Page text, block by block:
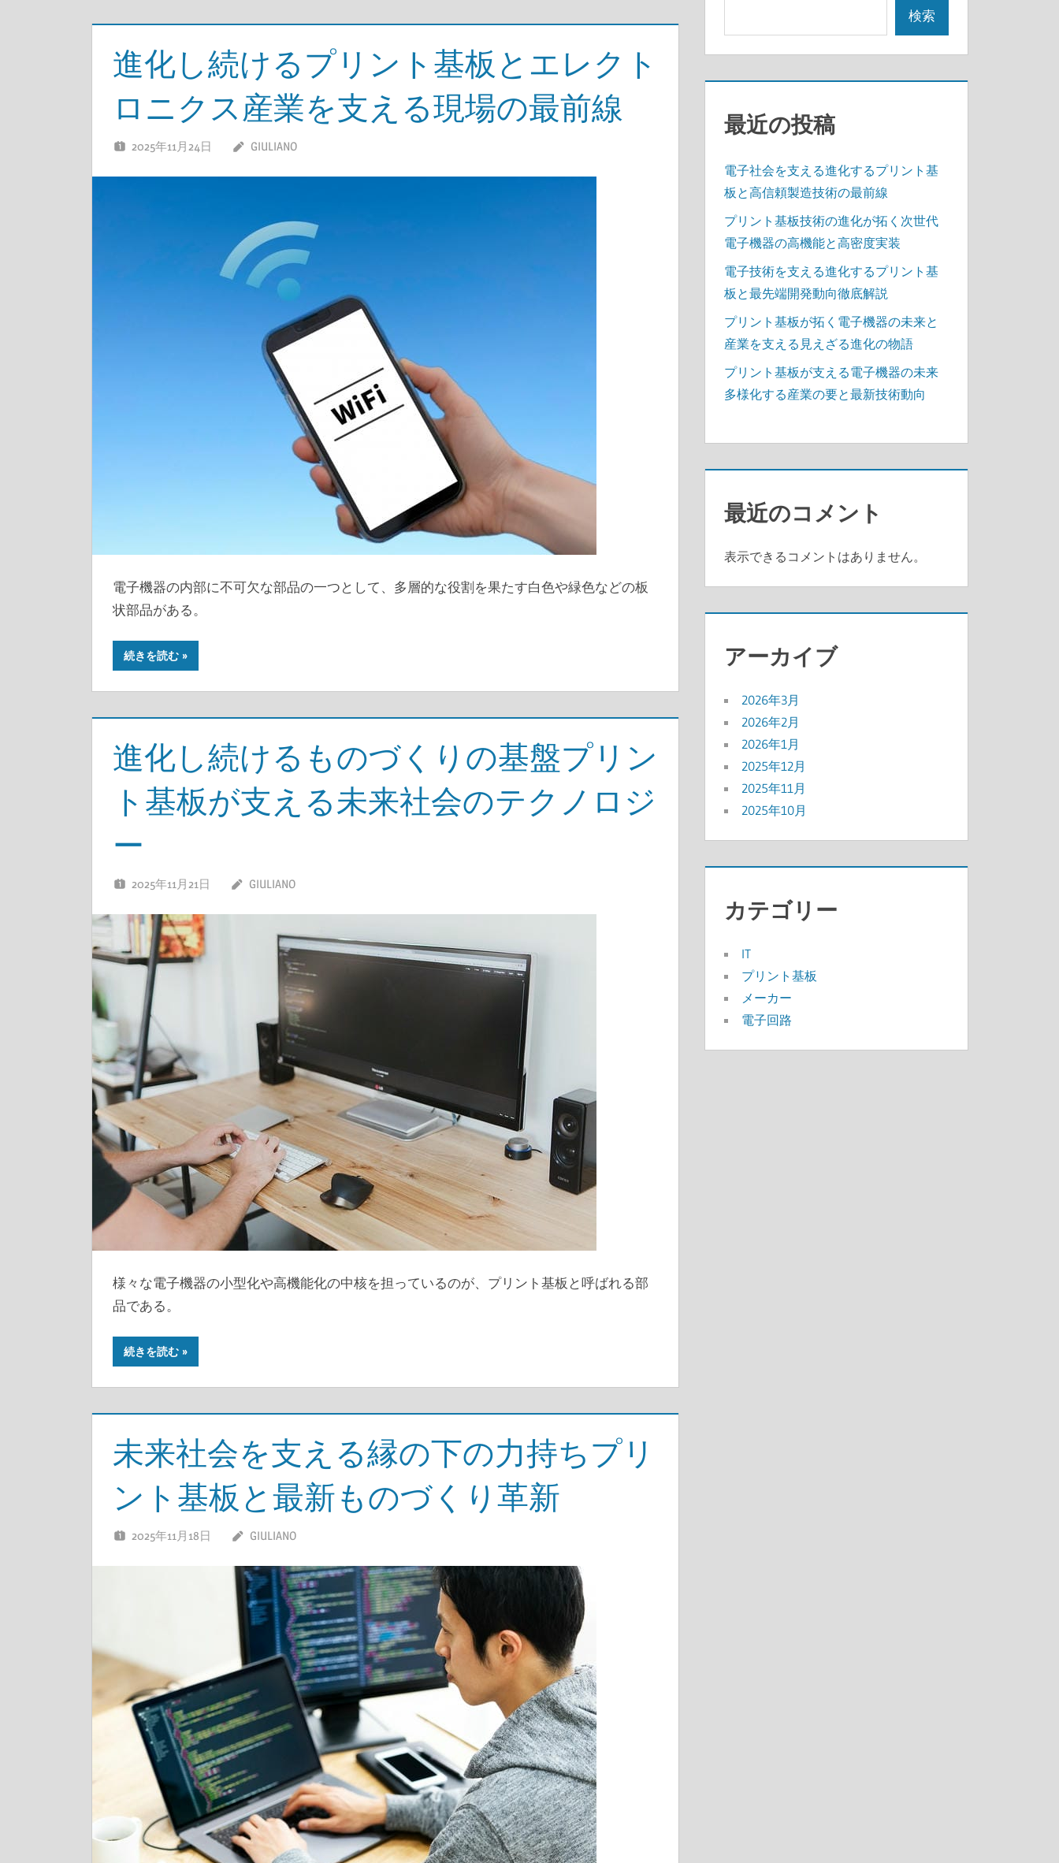
進化し続けるプリント基板とエレクト
ロニクス産業を支える現場の最前線
2025年11月24日 GIULIANO
電子機器の内部に不可欠な部品の一つとして、多層的な役割を果たす白色や緑色などの板
状部品がある。
続きを読む
進化し続けるものづくりの基盤プリン
ト基板が支える未来社会のテクノロジ
ー
2025年11月21日 GIULIANO
様々な電子機器の小型化や高機能化の中核を担っているのが、プリント基板と呼ばれる部
品である。
続きを読む
未来社会を支える縁の下の力持ちプリ
ント基板と最新ものづくり革新
2025年11月18日 GIULIANO
検索
最近の投稿
電子社会を支える進化するプリント基
板と高信頼製造技術の最前線
プリント基板技術の進化が拓く次世代
電子機器の高機能と高密度実装
電子技術を支える進化するプリント基
板と最先端開発動向徹底解説
プリント基板が拓く電子機器の未来と
産業を支える見えざる進化の物語
プリント基板が支える電子機器の未来
多様化する産業の要と最新技術動向
最近のコメント
表示できるコメントはありません。
アーカイブ
2026年3月
2026年2月
2026年1月
2025年12月
2025年11月
2025年10月
カテゴリー
IT
プリント基板
メーカー
電子回路